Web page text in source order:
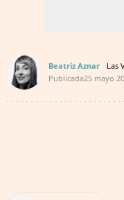
Beatriz Aznar
Las
Publicada25 mayo